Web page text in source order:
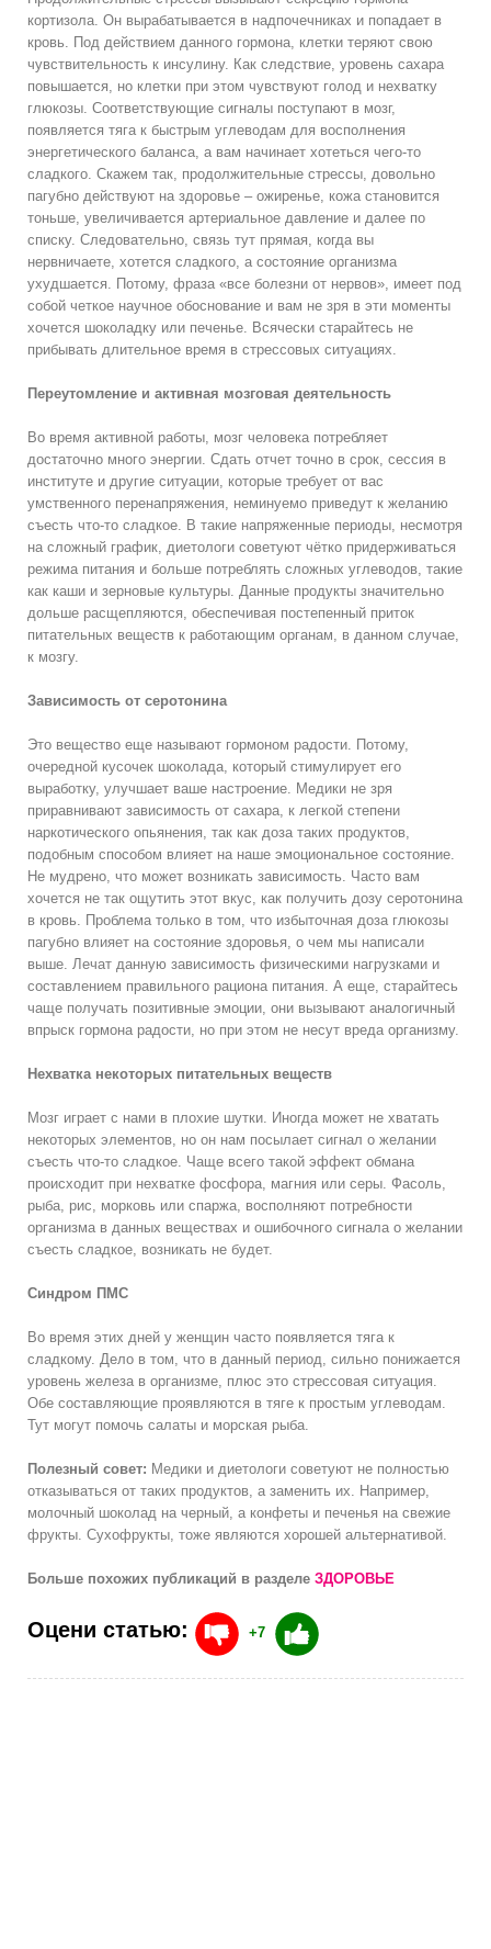
кортизола. Он вырабатывается в надпочечниках и попадает в
кровь. Под действием данного гормона, клетки теряют свою
чувствительность к инсулину. Как следствие, уровень сахара
повышается, но клетки при этом чувствуют голод и нехватку
глюкозы. Соответствующие сигналы поступают в мозг,
появляется тяга к быстрым углеводам для восполнения
энергетического баланса, а вам начинает хотеться чего-то
сладкого. Скажем так, продолжительные стрессы, довольно
пагубно действуют на здоровье – ожиренье, кожа становится
тоньше, увеличивается артериальное давление и далее по
списку. Следовательно, связь тут прямая, когда вы
нервничаете, хотется сладкого, а состояние организма
ухудшается. Потому, фраза «все болезни от нервов», имеет под
собой четкое научное обоснование и вам не зря в эти моменты
хочется шоколадку или печенье. Всячески старайтесь не
прибывать длительное время в стрессовых ситуациях.
Переутомление и активная мозговая деятельность
Во время активной работы, мозг человека потребляет
достаточно много энергии. Сдать отчет точно в срок, сессия в
институте и другие ситуации, которые требует от вас
умственного перенапряжения, неминуемо приведут к желанию
съесть что-то сладкое. В такие напряженные периоды, несмотря
на сложный график, диетологи советуют чётко придерживаться
режима питания и больше потреблять сложных углеводов, такие
как каши и зерновые культуры. Данные продукты значительно
дольше расщепляются, обеспечивая постепенный приток
питательных веществ к работающим органам, в данном случае,
к мозгу.
Зависимость от серотонина
Это вещество еще называют гормоном радости. Потому,
очередной кусочек шоколада, который стимулирует его
выработку, улучшает ваше настроение. Медики не зря
приравнивают зависимость от сахара, к легкой степени
наркотического опьянения, так как доза таких продуктов,
подобным способом влияет на наше эмоциональное состояние.
Не мудрено, что может возникать зависимость. Часто вам
хочется не так ощутить этот вкус, как получить дозу серотонина
в кровь. Проблема только в том, что избыточная доза глюкозы
пагубно влияет на состояние здоровья, о чем мы написали
выше. Лечат данную зависимость физическими нагрузками и
составлением правильного рациона питания. А еще, старайтесь
чаще получать позитивные эмоции, они вызывают аналогичный
впрыск гормона радости, но при этом не несут вреда организму.
Нехватка некоторых питательных веществ
Мозг играет с нами в плохие шутки. Иногда может не хватать
некоторых элементов, но он нам посылает сигнал о желании
съесть что-то сладкое. Чаще всего такой эффект обмана
происходит при нехватке фосфора, магния или серы. Фасоль,
рыба, рис, морковь или спаржа, восполняют потребности
организма в данных веществах и ошибочного сигнала о желании
съесть сладкое, возникать не будет.
Синдром ПМС
Во время этих дней у женщин часто появляется тяга к
сладкому. Дело в том, что в данный период, сильно понижается
уровень железа в организме, плюс это стрессовая ситуация.
Обе составляющие проявляются в тяге к простым углеводам.
Тут могут помочь салаты и морская рыба.
Полезный совет: Медики и диетологи советуют не полностью
отказываться от таких продуктов, а заменить их. Например,
молочный шоколад на черный, а конфеты и печенья на свежие
фрукты. Сухофрукты, тоже являются хорошей альтернативой.
Больше похожих публикаций в разделе ЗДОРОВЬЕ
Оцени статью: +7